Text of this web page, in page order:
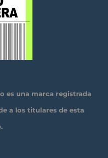
es una marca registrada
a los titulares de esta